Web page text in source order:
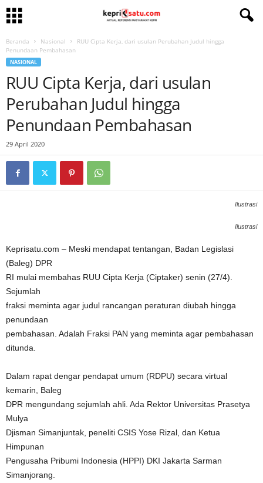
Beranda Nasional
RUU Cipta Kerja, dari usulan Perubahan Judul hingga
Penundaan Pembahasan
NASIONAL
RUU Cipta Kerja, dari usulan
Perubahan Judul hingga
Penundaan Pembahasan
29 April 2020
Ilustrasi
Ilustrasi
Keprisatu.com – Meski mendapat tentangan, Badan Legislasi
(Baleg) DPR
RI mulai membahas RUU Cipta Kerja (Ciptaker) senin (27/4).
Sejumlah
fraksi meminta agar judul rancangan peraturan diubah hingga
penundaan
pembahasan. Adalah Fraksi PAN yang meminta agar pembahasan
ditunda.
Dalam rapat dengar pendapat umum (RDPU) secara virtual
kemarin, Baleg
DPR mengundang sejumlah ahli. Ada Rektor Universitas Prasetya
Mulya
Djisman Simanjuntak, peneliti CSIS Yose Rizal, dan Ketua
Himpunan
Pengusaha Pribumi Indonesia (HPPI) DKI Jakarta Sarman
Simanjorang.